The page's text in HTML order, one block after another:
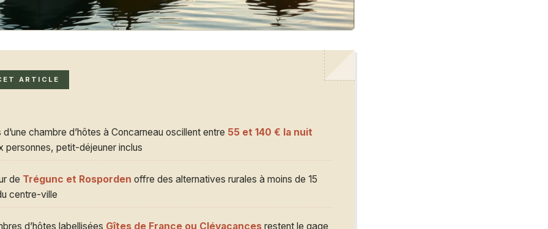
ARTICLE
chambre d’hôtes à Concarneau oscillent entre 55 et 140 € la nuit
personnes, petit-déjeuner inclus
de Trégunc et Rosporden offre des alternatives rurales à moins de 15
centre-ville
d’hôtes labellisées Gîtes de France ou Clévacances restent le gage